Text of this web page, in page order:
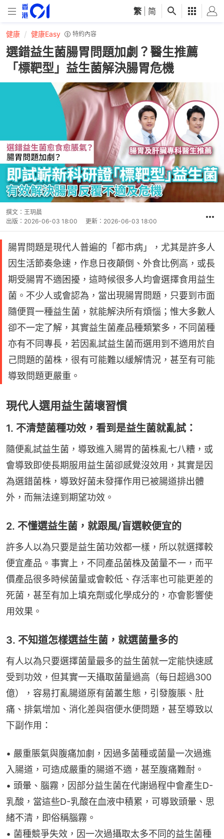
繁 简
健康 健康Easy 特約內容
選錯益生菌腸胃問題加劇？醫生推薦
「標靶型」益生菌解決腸胃危機
撰文： 王玥晨
出版： 2026-06-03 18:00 更新： 2026-06-03 18:00
腸胃問題是現代人普遍的「都市病」，尤其是許多人
因生活節奏急速，作息日夜顛倒、外食比例高，或長
期受腸胃不適困擾，這時候很多人均會選擇食用益生
菌。不少人或會認為，當出現腸胃問題，只要到市面
隨便買一種益生菌，就能解決所有煩惱；惟大多數人
卻不一定了解，其實益生菌產品種類繁多，不同菌種
亦有不同專長，若因亂試益生菌而選用到不適用於自
己問題的菌株，很有可能難以緩解情況，甚至有可能
導致問題更嚴重。
現代人選用益生菌壞習慣
1. 不清楚菌種功效，看到是益生菌就亂試：
隨便亂試益生菌，導致進入腸胃的菌株亂七八糟，或
會導致即使長期服用益生菌卻感覺沒效用，其實是因
為選錯菌株，導致好菌未發揮作用已被腸道排出體
外，而無法達到期望功效。
2. 不懂選益生菌，就跟風/盲選較便宜的
許多人以為只要是益生菌功效都一樣，所以就選擇較
便宜產品。事實上，不同產品菌株及菌量不一，而平
價產品很多時候菌量或會較低、存活率也可能更差的
死菌，甚至有加上填充劑或化學成分的，亦會影響使
用效果。
3. 不知道怎樣選益生菌，就選菌量多的
有人以為只要選擇菌量最多的益生菌就一定能快速感
受到功效，但其實一天攝取菌量過高（每日超過300
億），容易打亂腸道原有菌叢生態，引發腹脹、肚
痛、排氣增加、消化差與宿便水便問題，甚至導致以
下副作用：
• 嚴重脹氣與腹痛加劇，因過多菌種或菌量一次過進
入腸道，可造成嚴重的腸道不適，甚至腹痛難耐。
• 頭暈、腦霧，因部分益生菌在代謝過程中會產生D-
乳酸，當這些D-乳酸在血液中積累，可導致頭暈、思
緒不清，即俗稱腦霧。
• 菌種競爭失效，因一次過攝取太多不同的益生菌種